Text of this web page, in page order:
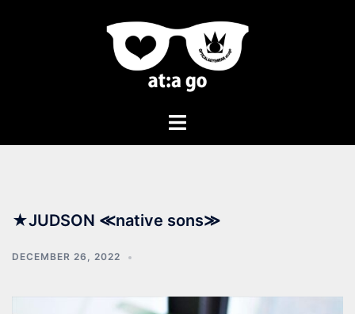
★JUDSON ≪native sons≫
DECEMBER 26, 2022